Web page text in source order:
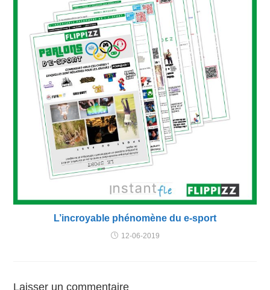
L’incroyable phénomène du e-sport
12-06-2019
Laisser un commentaire